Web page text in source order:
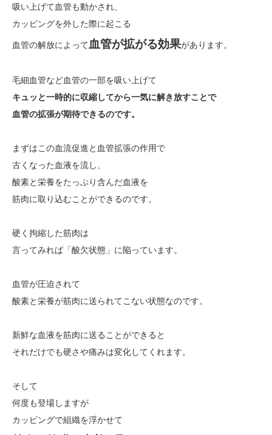
吸い上げて血管も動かされ、
カッピングを外した際に起こる
血管の解放によって血管が拡がる効果があります。
毛細血管など血管の一部を吸い上げて
キュッと一時的に収縮してから一気に解き放すことで
血管の拡張が期待できるのです。
まずはこの血流促進と血管拡張の作用で
古くなった血液を流し、
酸素と栄養をたっぷり含んだ血液を
筋肉に取り込むことができるのです。
硬く拘縮した筋肉は
言ってみれば「酸欠状態」に陥っています。
血管が圧迫されて
酸素と栄養が筋肉に送られてこない状態なのです。
新鮮な血液を筋肉に送ることができると
それだけでも硬さや痛みは変化してくれます。
そして
何度も登場しますが
カッピングで組織を浮かせて